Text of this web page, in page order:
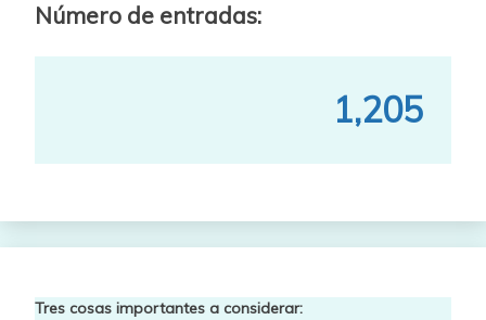
Número de entradas:
1,205
Tres cosas importantes a considerar: